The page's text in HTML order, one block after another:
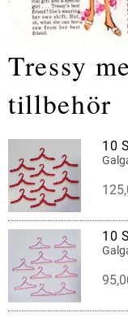
Tressy
tillbehör
10
10